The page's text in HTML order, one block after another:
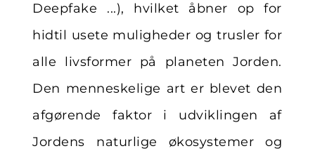
Deepfake ...), hvilket åbner op for
hidtil usete muligheder og trusler for
alle livsformer på planeten Jorden.
Den menneskelige art er blevet den
afgørende faktor i udviklingen af
Jordens naturlige økosystemer og